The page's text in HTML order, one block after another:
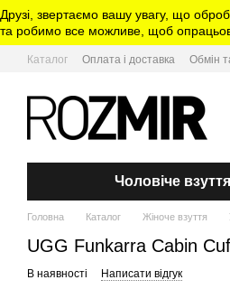
Перейти до основного контенту
Друзі, звертаємо вашу увагу, що
та робимо все можливе, щоб
Каталог Оплата і доставка Обмін
Чоловіче взуття
Головна Каталог Жіноче взуття
UGG Funkarra Cabin
В наявності Написати відгук